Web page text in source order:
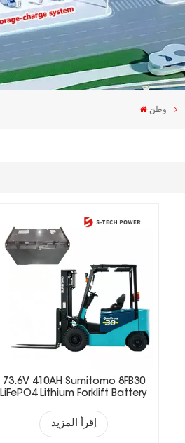
وطن
73.6V 410AH Sumitomo 8FB30
LiFePO4 Lithium Forklift Battery
إقرأ المزيد